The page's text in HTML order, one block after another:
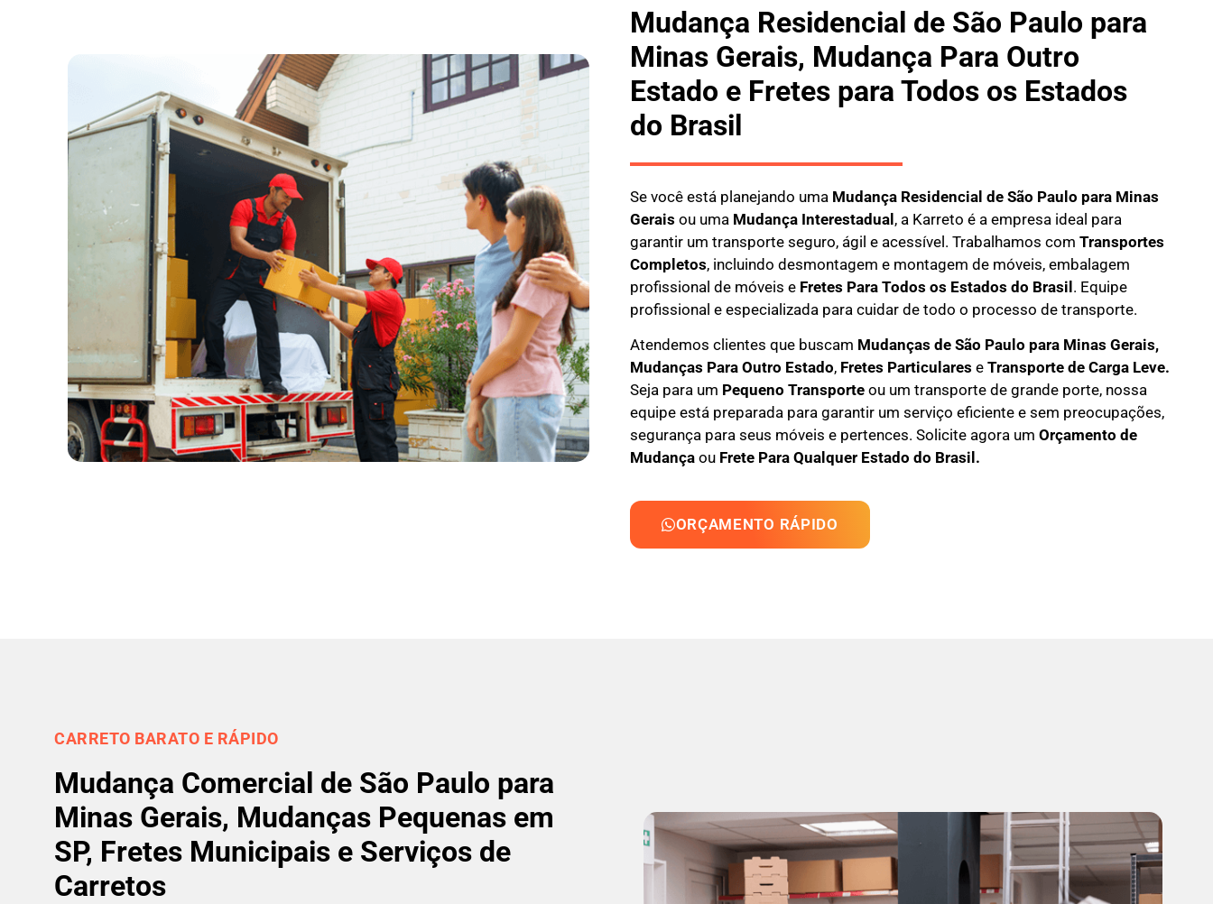
Mudança Residencial de São Paulo para
Minas Gerais, Mudança Para Outro
Estado e Fretes para Todos os Estados
do Brasil
Se você está planejando uma Mudança Residencial de São Paulo para Minas
Gerais ou uma Mudança Interestadual, a Karreto é a empresa ideal para
garantir um transporte seguro, ágil e acessível. Trabalhamos com Transportes
Completos, incluindo desmontagem e montagem de móveis, embalagem
profissional de móveis e Fretes Para Todos os Estados do Brasil. Equipe
profissional e especializada para cuidar de todo o processo de transporte.
Atendemos clientes que buscam Mudanças de São Paulo para Minas Gerais,
Mudanças Para Outro Estado,Fretes Particulares e Transportede Carga Leve.
Seja para um Pequeno Transporteou um transporte de grande porte, nossa
equipe está preparada para garantir um serviço eficiente e sem preocupações,
segurança para seus móveis e pertences. Solicite agora um Orçamento de
Mudançaou Frete Para Qualquer Estado do Brasil.
ORÇAMENTO RÁPIDO
CARRETO BARATO E RÁPIDO
Mudança Comercial de São Paulo para
Minas Gerais, Mudanças Pequenas em
SP, Fretes Municipais e Serviços de
Carretos